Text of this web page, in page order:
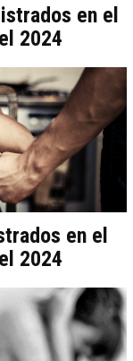
en el
2024
en el
2024